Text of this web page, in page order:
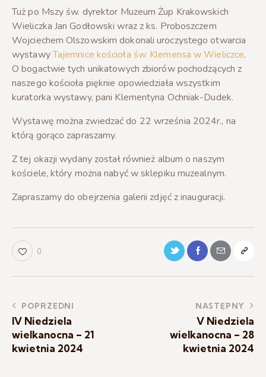
Tuż po Mszy św. dyrektor Muzeum Żup Krakowskich
Wieliczka Jan Godłowski wraz z ks. Proboszczem
Wojciechem Olszowskim dokonali uroczystego otwarcia
wystawyTajemnice kościoła św. Klemensa w Wieliczce.
O bogactwie tych unikatowych zbiorów pochodzących z
naszego kościoła pięknie opowiedziała wszystkim
kuratorka wystawy, pani Klementyna Ochniak-Dudek.
Wystawę można zwiedzać do 22 września 2024r., na
którą gorąco zapraszamy.
Z tej okazji wydany został również album o naszym
kościele, który można nabyć w sklepiku muzealnym.
Zapraszamy do obejrzenia galerii zdjęć z inauguracji.
0
POPRZEDNI
IV Niedziela
wielkanocna – 21
kwietnia 2024
NASTĘPNY
V Niedziela
wielkanocna – 28
kwietnia 2024